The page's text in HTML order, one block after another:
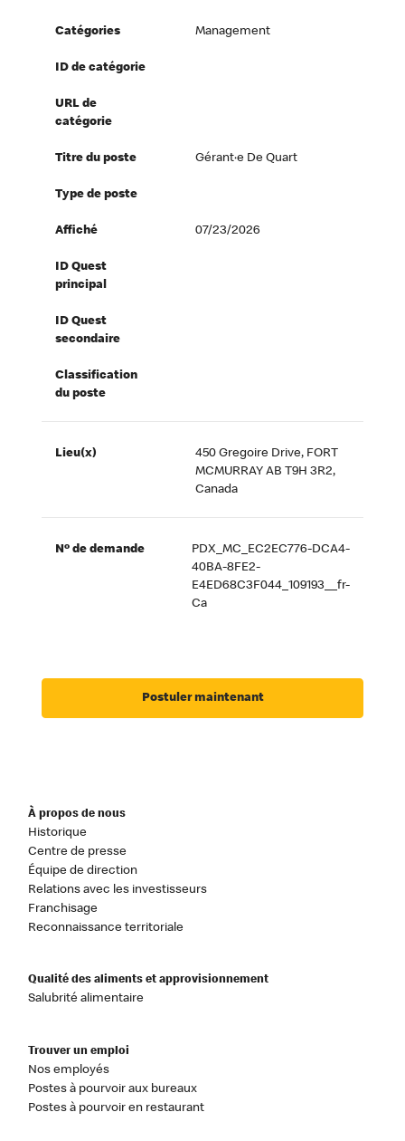
Catégories Management
ID de catégorie
URL de
catégorie
Titre du poste Gérant·e De Quart
Type de poste
Affiché 07/23/2026
ID Quest
principal
ID Quest
secondaire
Classification
du poste
Lieu(x)
450 Gregoire Drive, FORT
MCMURRAY AB T9H 3R2,
Canada
Nº de demande
PDX_MC_EC2EC776-DCA4-
40BA-8FE2-
E4ED68C3F044_109193__fr-
Ca
Postuler maintenant
À propos de nous
Historique
Centre de presse
Équipe de direction
Relations avec les investisseurs
Franchisage
Reconnaissance territoriale
Qualité des aliments et approvisionnement
Salubrité alimentaire
Trouver un emploi
Nos employés
Postes à pourvoir aux bureaux
Postes à pourvoir en restaurant